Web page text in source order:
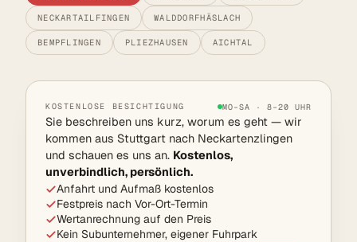
NECKARTAILFINGEN WALDDORFHÄSLACH
BEMPFLINGEN PLIEZHAUSEN AICHTAL
KOSTENLOSE BESICHTIGUNG MO–SA · 8–20 UHR
Sie beschreiben uns kurz, worum es geht — wir
kommen aus Stuttgart nach Neckartenzlingen
und schauen es uns an. Kostenlos,
unverbindlich, persönlich.
Anfahrt und Aufmaß kostenlos
Festpreis nach Vor-Ort-Termin
Wertanrechnung auf den Preis
Kein Subunternehmer, eigener Fuhrpark